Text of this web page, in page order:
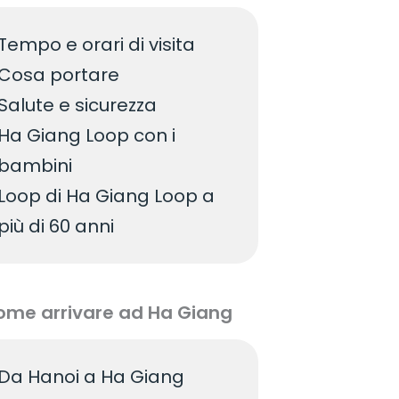
e orari di visita
portare
e sicurezza
Giang Loop con i
di Ha Giang Loop a
di 60 anni
arrivare ad Ha Giang
Hanoi a Ha Giang